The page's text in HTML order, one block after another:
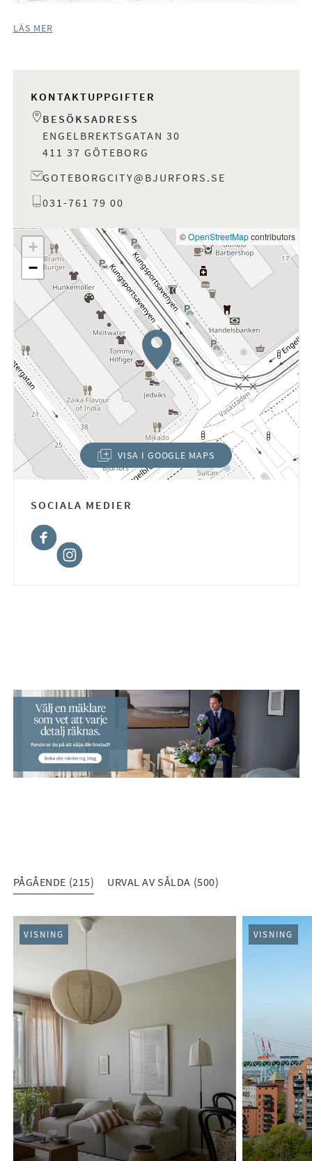
LÄS MER
KONTAKTUPPGIFTER
BESÖKSADRESS
ENGELBREKTSGATAN 30
411 37 GÖTEBORG
GOTEBORGCITY@BJURFORS.SE
031-761 79 00
+
−
©OpenStreetMapcontributors
VISA I GOOGLE MAPS
(ÖPPNAS I NYTT FÖNSTER)
SOCIALA MEDIER
Facebook
PÅGÅENDE (215) URVAL AV SÅLDA (500)
PÅGÅENDE (215)
VISNING VISNING